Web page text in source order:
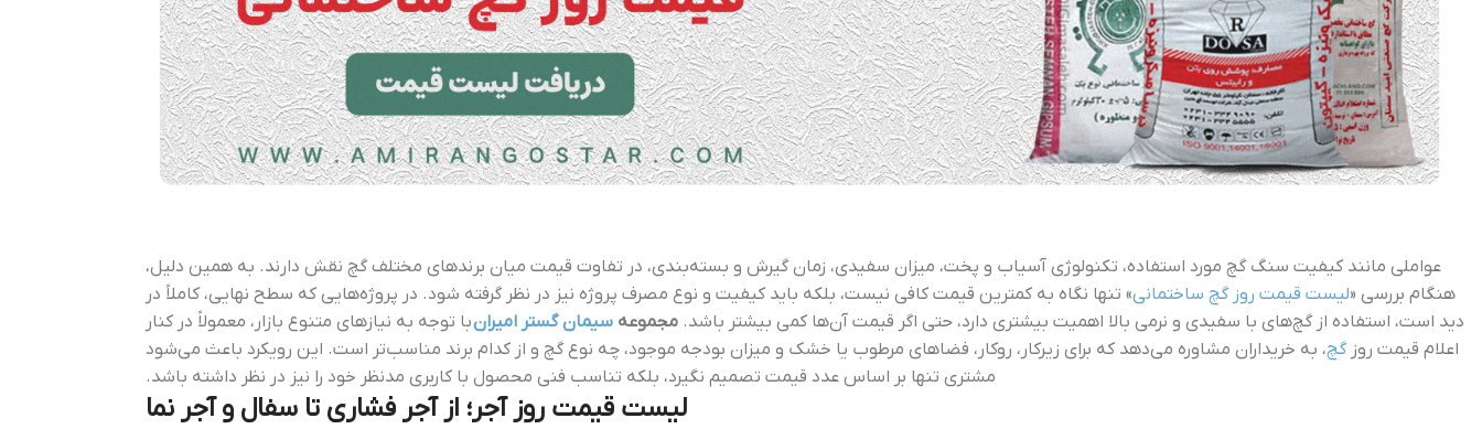
عواملی مانند کیفیت سنگ گچ مورد استفاده، تکنولوژی آسیاب و پخت، میزان سفیدی، زمان گیرش و بسته‌بندی، در تفاوت قیمت میان برندهای مختلف گچ نقش دارند. به همین دلیل،
هنگام بررسی «لیست قیمت روز گچ ساختمانی» تنها نگاه به کمترین قیمت کافی نیست، بلکه باید کیفیت و نوع مصرف پروژه نیز در نظر گرفته شود. در پروژه‌هایی که سطح نهایی، کاملاً در
دید است، استفاده از گچ‌های با سفیدی و نرمی بالا اهمیت بیشتری دارد، حتی اگر قیمت آن‌ها کمی بیشتر باشد. مجموعه سیمان گستر امیرانبا توجه به نیازهای متنوع بازار، معمولاً در کنار
اعلام قیمت روزگچ، به خریداران مشاوره می‌دهد که برای زیرکار، روکار، فضاهای مرطوب یا خشک و میزان بودجه موجود، چه نوع گچ و از کدام برند مناسب‌تر است. این رویکرد باعث می‌شود
مشتری تنها بر اساس عدد قیمت تصمیم نگیرد، بلکه تناسب فنی محصول با کاربری مدنظر خود را نیز در نظر داشته باشد.
لیست قیمت روز آجر؛ از آجر فشاری تا سفال و آجر نما